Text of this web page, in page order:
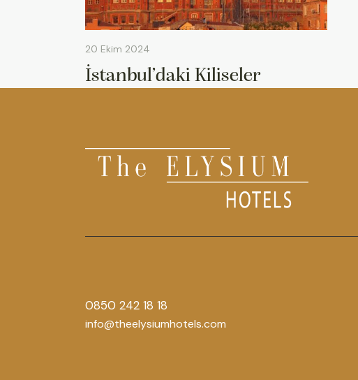
20 Ekim 2024
İstanbul’daki Kiliseler
0850 242 18 18
info@theelysiumhotels.com